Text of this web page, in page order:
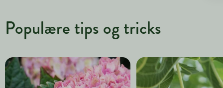
Populære tips og tricks